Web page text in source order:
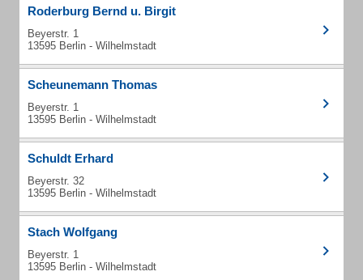
Roderburg Bernd u. Birgit
Beyerstr. 1
13595 Berlin - Wilhelmstadt
Scheunemann Thomas
Beyerstr. 1
13595 Berlin - Wilhelmstadt
Schuldt Erhard
Beyerstr. 32
13595 Berlin - Wilhelmstadt
Stach Wolfgang
Beyerstr. 1
13595 Berlin - Wilhelmstadt